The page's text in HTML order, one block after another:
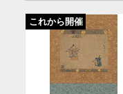
これから開催